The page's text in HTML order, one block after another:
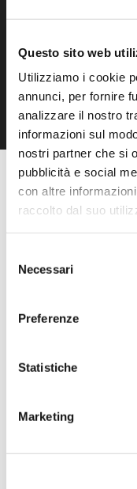
Questo sito web
Utilizziamo i cookie
annunci, per fornire
analizzare il nostro
informazioni sul
nostri partner che si
pubblicità e social
con altre
raccolto dal suo
delNecessari
Preferenze
Statistiche
Marketing